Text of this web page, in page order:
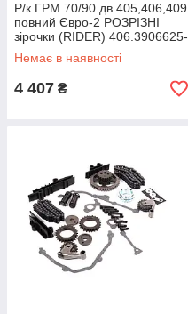
Р/к ГРМ 70/90 дв.405,406,409
повний Євро-2 РОЗРІЗНІ
зірочки (RIDER) 406.3906625-
О2-11
Немає в наявності
4 407 ₴